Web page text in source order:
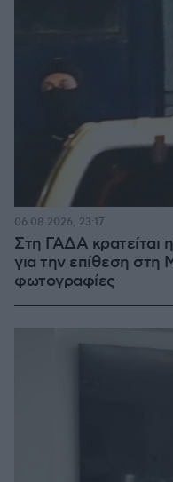
Στη ΓΑΔΑ κρατείται
για την επίθεση στη
φωτογραφίες
06.08.2026, 23:17